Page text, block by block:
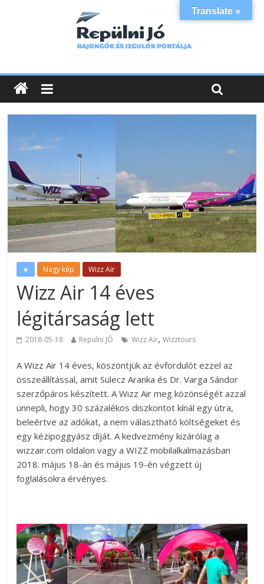
★ Nagy kép Wizz Air
Wizz Air 14 éves
légitársaság lett
2018-05-18 Repülni JÓ Wizz Air,Wizztours
A Wizz Air 14 éves, köszöntjük az évfordulót ezzel az
összeállítással, amit Sülecz Aranka és Dr. Varga Sándor
szerzőpáros készített. A Wizz Air meg közönségét azzal
ünnepli, hogy 30 százalékos diszkontot kínál egy útra,
beleértve az adókat, a nem választható költségeket és
egy kézipoggyász díját. A kedvezmény kizárólag a
wizzair.com oldalon vagy a WIZZ mobilalkalmazásban
2018. május 18-án és május 19-én végzett új
foglalásokra érvényes.
Translate »